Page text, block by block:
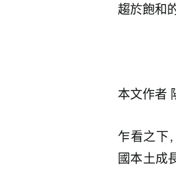
趨於飽和
本文作者
乍看之下
國本土成